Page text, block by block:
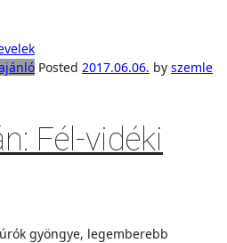
Posted 2017.06.06. by szemle
Fél-vidéki
gyöngye, legemberebb